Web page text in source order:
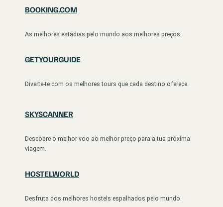
BOOKING.COM
As melhores estadias pelo mundo aos melhores preços.
GETYOURGUIDE
Diverte-te com os melhores tours que cada destino oferece.
SKYSCANNER
Descobre o melhor voo ao melhor preço para a tua próxima
viagem.
HOSTELWORLD
Desfruta dos melhores hostels espalhados pelo mundo.